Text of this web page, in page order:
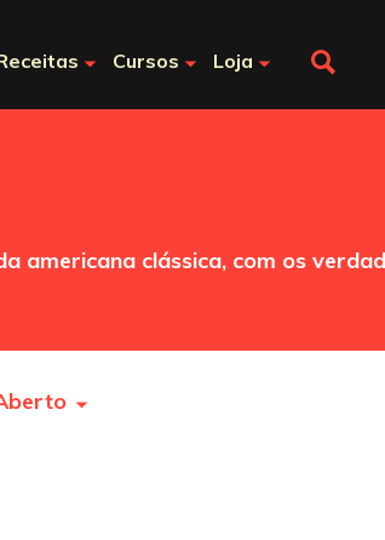
Cursos Loja
americana clássica, com os